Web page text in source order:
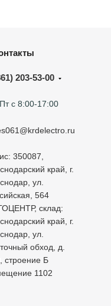
203-53-00
с 8:00-17:00
350087,
край, г.
ул.
564
склад:
край, г.
ул.
обход, д.
строение Б
1102